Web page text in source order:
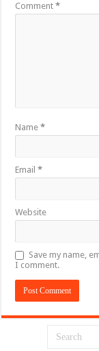
Comment*
Name*
Email*
Website
Save my name,
I comment.